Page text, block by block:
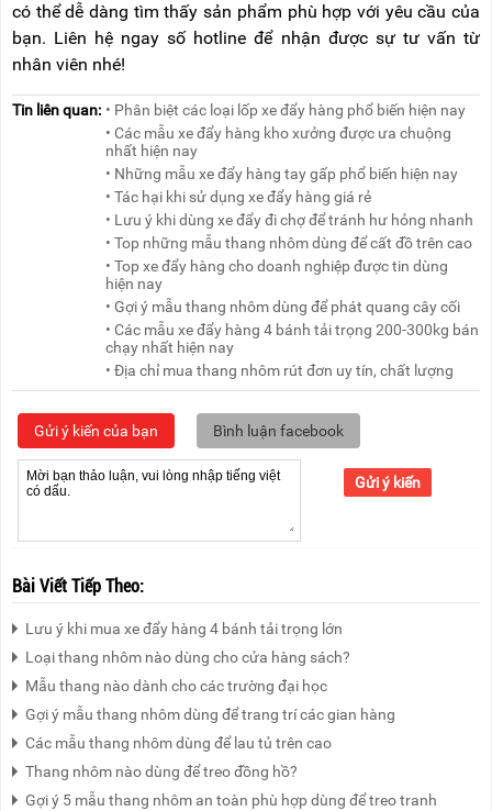
có thể dễ dàng tìm thấy sản phẩm phù hợp với yêu cầu của
bạn. Liên hệ ngay số hotline để nhận được sự tư vấn từ
nhân viên nhé!
Tin liên quan: • Phân biệt các loại lốp xe đẩy hàng phổ biến hiện nay
• Các mẫu xe đẩy hàng kho xưởng được ưa chuộng
nhất hiện nay
• Những mẫu xe đẩy hàng tay gấp phổ biến hiện nay
• Tác hại khi sử dụng xe đẩy hàng giá rẻ
• Lưu ý khi dùng xe đẩy đi chợ để tránh hư hỏng nhanh
• Top những mẫu thang nhôm dùng để cất đồ trên cao
• Top xe đẩy hàng cho doanh nghiệp được tin dùng
hiện nay
• Gợi ý mẫu thang nhôm dùng để phát quang cây cối
• Các mẫu xe đẩy hàng 4 bánh tải trọng 200-300kg bán
chạy nhất hiện nay
• Địa chỉ mua thang nhôm rút đơn uy tín, chất lượng
Gửi ý kiến của bạn Bình luận facebook
Gửi ý kiến
Bài Viết Tiếp Theo:
Lưu ý khi mua xe đẩy hàng 4 bánh tải trọng lớn
Loại thang nhôm nào dùng cho cửa hàng sách?
Mẫu thang nào dành cho các trường đại học
Gợi ý mẫu thang nhôm dùng để trang trí các gian hàng
Các mẫu thang nhôm dùng để lau tủ trên cao
Thang nhôm nào dùng để treo đồng hồ?
Gợi ý 5 mẫu thang nhôm an toàn phù hợp dùng để treo tranh